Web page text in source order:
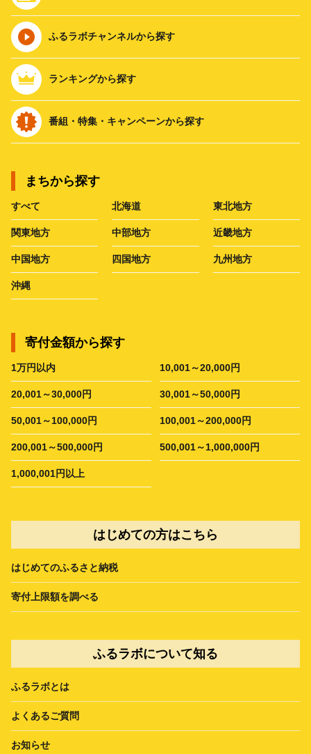
ふるラボチャンネルから探す
ランキングから探す
番組・特集・キャンペーンから探す
まちから探す
すべて 北海道 東北地方
関東地方 中部地方 近畿地方
中国地方 四国地方 九州地方
沖縄
寄付金額から探す
1万円以内 10,001～20,000円
20,001～30,000円 30,001～50,000円
50,001～100,000円 100,001～200,000円
200,001～500,000円 500,001～1,000,000円
1,000,001円以上
はじめての方はこちら
はじめてのふるさと納税
寄付上限額を調べる
ふるラボについて知る
ふるラボとは
よくあるご質問
お知らせ